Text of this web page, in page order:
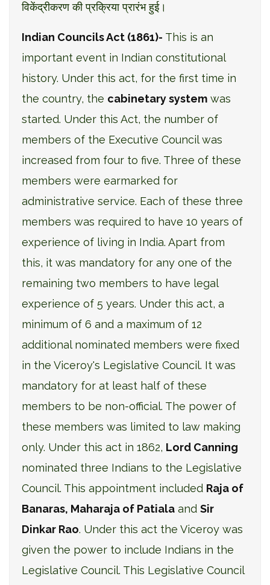
विकेंद्रीकरण की प्रक्रिया प्रारंभ हुई।
Indian Councils Act (1861)- This is an
important event in Indian constitutional
history. Under this act, for the first time in
the country, the cabinetary system was
started. Under this Act, the number of
members of the Executive Council was
increased from four to five. Three of these
members were earmarked for
administrative service. Each of these three
members was required to have 10 years of
experience of living in India. Apart from
this, it was mandatory for any one of the
remaining two members to have legal
experience of 5 years. Under this act, a
minimum of 6 and a maximum of 12
additional nominated members were fixed
in the Viceroy's Legislative Council. It was
mandatory for at least half of these
members to be non-official. The power of
these members was limited to law making
only. Under this act in 1862, Lord Canning
nominated three Indians to the Legislative
Council. This appointment included Raja of
Banaras, Maharaja of Patiala and Sir
Dinkar Rao. Under this act the Viceroy was
given the power to include Indians in the
Legislative Council. This Legislative Council